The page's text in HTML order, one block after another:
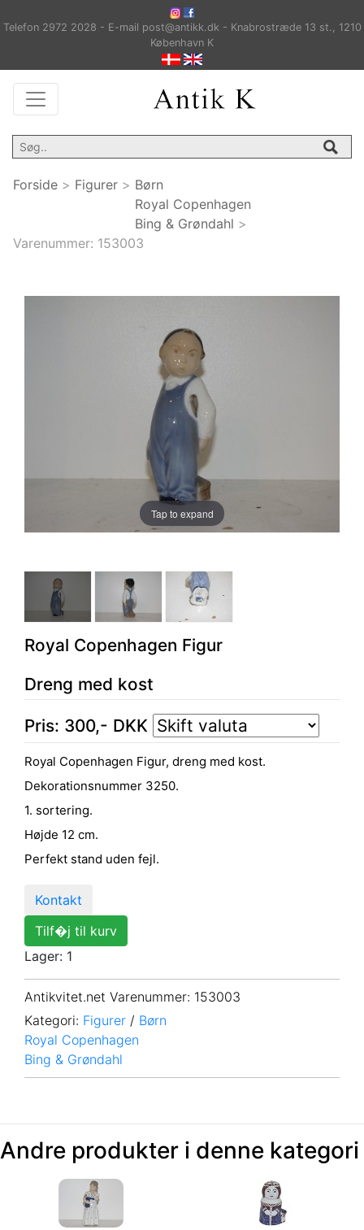
Telefon 2972 2028 - E-mail post@antikk.dk - Knabrostræde 13 st., 1210
København K
Forside > Figurer > Børn
Royal Copenhagen
Bing & Grøndahl >
Varenummer: 153003
Tap to expand
Royal Copenhagen Figur
Dreng med kost
Pris: 300,- DKK
Royal Copenhagen Figur, dreng med kost.
Dekorationsnummer 3250.
1. sortering.
Højde 12 cm.
Perfekt stand uden fejl.
Kontakt
Tilf�j til kurv
Lager: 1
Antikvitet.net Varenummer: 153003
Kategori: Figurer / Børn
Royal Copenhagen
Bing & Grøndahl
Andre produkter i denne kategori